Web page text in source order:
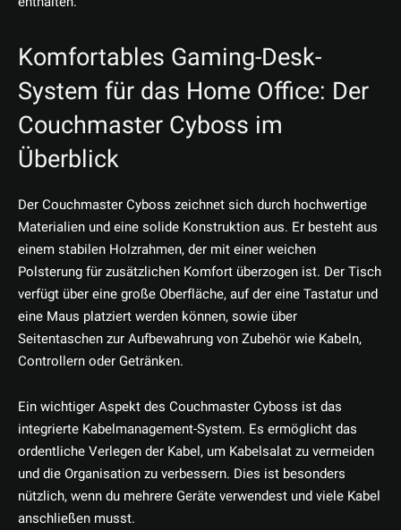
Komfortables Gaming-Desk-
System für das Home Office: Der
Couchmaster Cyboss im
Überblick
Der Couchmaster Cyboss zeichnet sich durch hochwertige
Materialien und eine solide Konstruktion aus. Er besteht aus
einem stabilen Holzrahmen, der mit einer weichen
Polsterung für zusätzlichen Komfort überzogen ist. Der Tisch
verfügt über eine große Oberfläche, auf der eine Tastatur und
eine Maus platziert werden können, sowie über
Seitentaschen zur Aufbewahrung von Zubehör wie Kabeln,
Controllern oder Getränken.
Ein wichtiger Aspekt des Couchmaster Cyboss ist das
integrierte Kabelmanagement-System. Es ermöglicht das
ordentliche Verlegen der Kabel, um Kabelsalat zu vermeiden
und die Organisation zu verbessern. Dies ist besonders
nützlich, wenn du mehrere Geräte verwendest und viele Kabel
anschließen musst.